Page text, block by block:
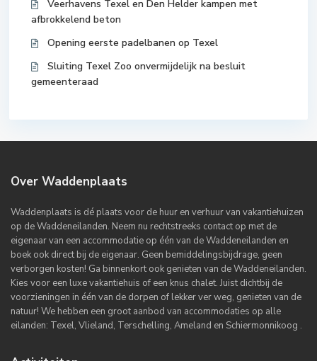
Veerhavens Texel en Den Helder kampen met
afbrokkelend beton
Opening eerste padelbanen op Texel
Sluiting Texel Zoo onvermijdelijk na besluit
gemeenteraad
Over Waddenplaats
Waddenplaats is dé plaats voor de huur en verhuur van vakantiehuizen
op de Waddeneilanden. Neem nu rechtstreeks contact op met de
eigenaar van een accommodatie op één van de Waddeneilanden en
boek ook direct bij de eigenaar. Geen bemiddelingsbijdrage, geen
verborgen kosten! Ga binnenkort ook genieten van de Waddeneilanden.
Kies voor een luxe vakantiehuis of een knus chalet. Juist dichtbij de
voorzieningen in één van de dorpen of lekker ver weg, genieten van de
natuur! We hebben een groot aanbod van accommodaties op alle
eilanden: Texel, Vlieland, Terschelling, Ameland en Schiermonnikoog .